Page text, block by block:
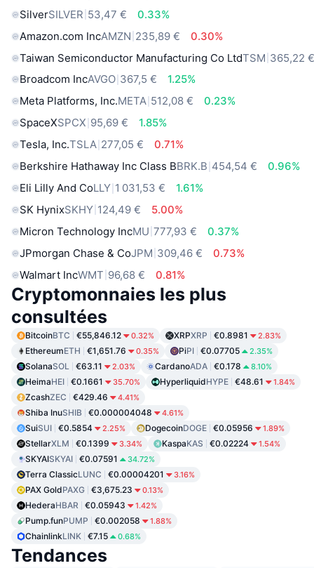
SilverSILVER 53,47 €
0.33%
Amazon.com IncAMZN 235,89 €
0.30%
Taiwan Semiconductor Manufacturing Co LtdTSM 365,22
Broadcom IncAVGO 367,5 €
1.25%
Meta Platforms, Inc.META 512,08 €
0.23%
SpaceXSPCX 95,69 €
1.85%
Tesla, Inc.TSLA 277,05 €
0.71%
Berkshire Hathaway Inc Class BBRK.B 454,54 €
0.96%
Eli Lilly And CoLLY 1 031,53 €
1.61%
SK HynixSKHY 124,49 €
5.00%
Micron Technology IncMU 777,93 €
0.37%
JPmorgan Chase & CoJPM 309,46 €
0.73%
Walmart IncWMT 96,68 € 0.81%
Cryptomonnaies les plus
consultées
BitcoinBTC €55,846.12 0.32% XRPXRP €0.8981 2.83%
EthereumETH €1,651.76 0.35% PiPI €0.07705 2.35%
SolanaSOL €63.11 2.03% CardanoADA €0.178 8.10%
HeimaHEI €0.1661 35.70% HyperliquidHYPE €48.61 1.84%
ZcashZEC €429.46 4.41%
Shiba InuSHIB €0.000004048 4.61%
SuiSUI €0.5854 2.25% DogecoinDOGE €0.05956 1.89%
StellarXLM €0.1399 3.34% KaspaKAS €0.02224 1.54%
SKYAISKYAI €0.07591 34.72%
Terra ClassicLUNC €0.00004201 3.16%
PAX GoldPAXG €3,675.23 0.13%
HederaHBAR €0.05943 1.42%
Pump.funPUMP €0.002058 1.88%
ChainlinkLINK €7.15 0.68%
Tendances